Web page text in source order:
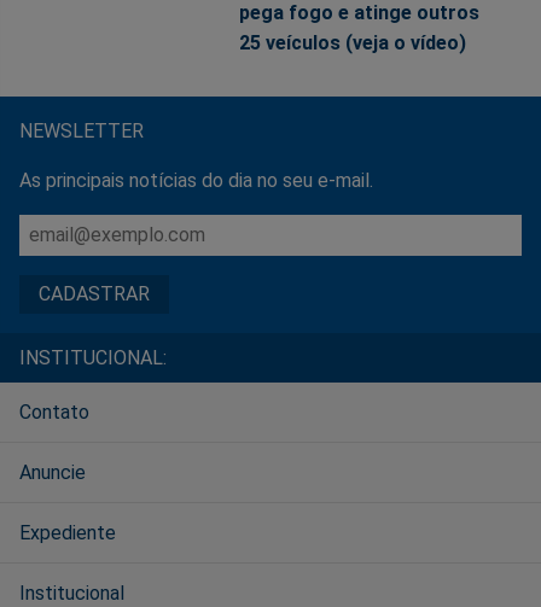
pega fogo e atinge outros
25 veículos (veja o vídeo)
NEWSLETTER
As principais notícias do dia no seu e-mail.
INSTITUCIONAL:
Contato
Anuncie
Expediente
Institucional